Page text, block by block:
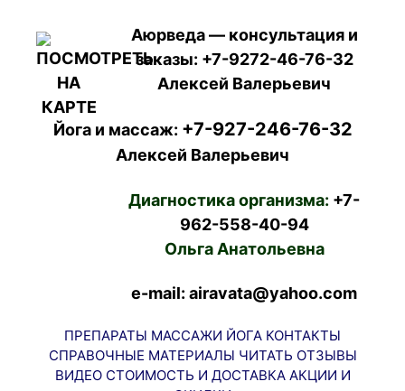
Аюрведа — консультация и
заказы: +7-9272-46-76-32
Алексей Валерьевич
Йога и массаж: +7-927-246-76-32
Алексей Валерьевич
Диагностика организма: +7-
962-558-40-94
Ольга Анатольевна
e-mail: airavata@yahoo.com
ПРЕПАРАТЫ МАССАЖИ ЙОГА КОНТАКТЫ
СПРАВОЧНЫЕ МАТЕРИАЛЫ ЧИТАТЬ ОТЗЫВЫ
ВИДЕО СТОИМОСТЬ И ДОСТАВКА АКЦИИ И